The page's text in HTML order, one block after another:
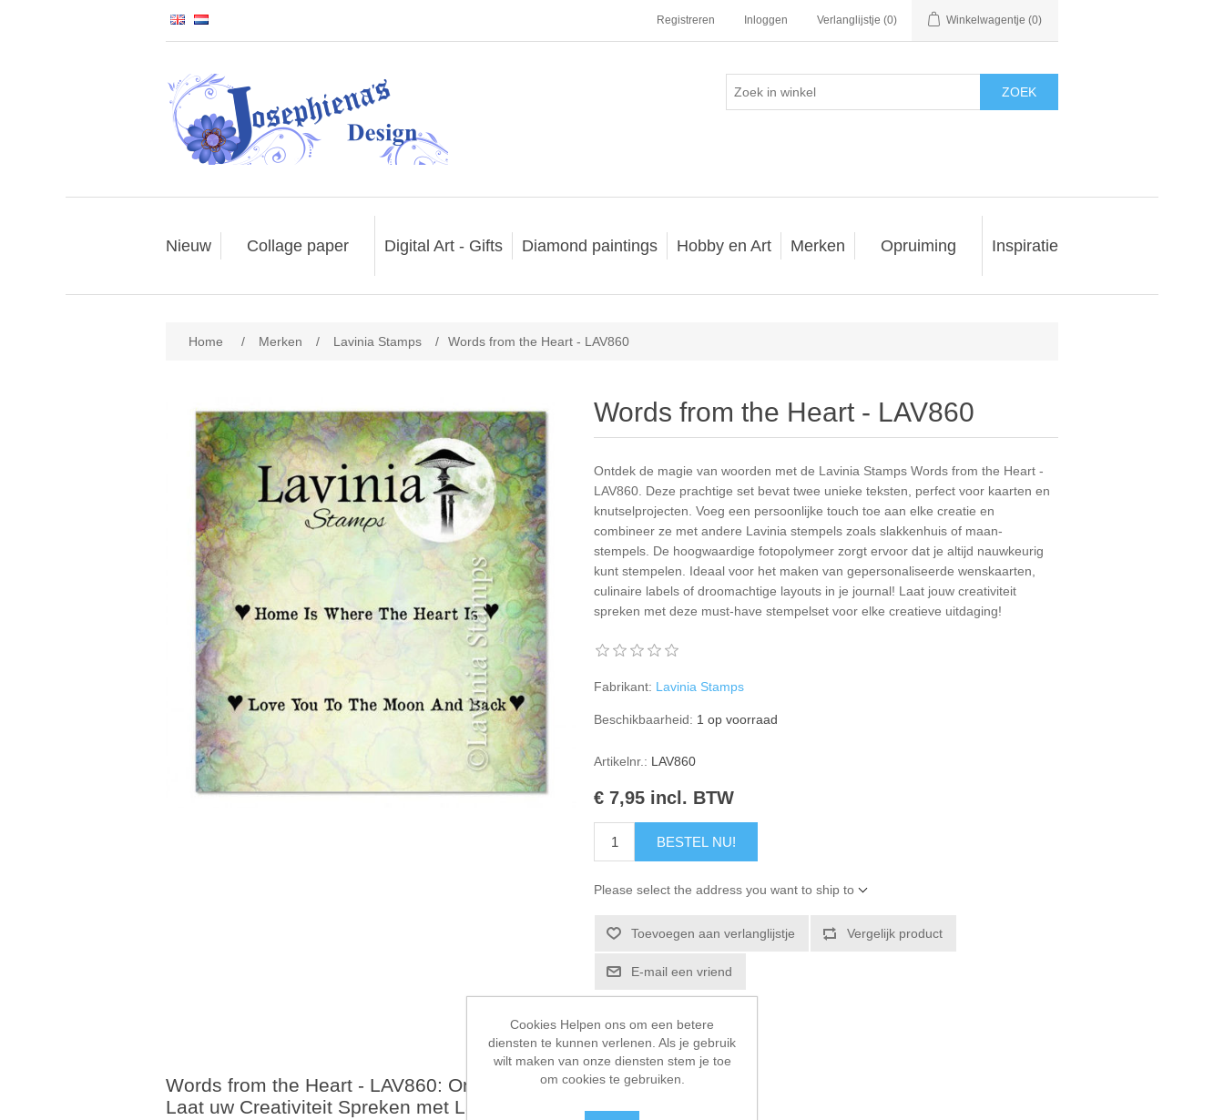
Registreren Inloggen Verlanglijstje (0) Winkelwagentje (0)
ZOEK
Nieuw Collage paper Digital Art - Gifts Diamond paintings Hobby en Art Merken Opruiming Inspiratie
Home / Merken / Lavinia Stamps / Words from the Heart - LAV860
Words from the Heart - LAV860
Ontdek de magie van woorden met de Lavinia Stamps Words from the Heart -
LAV860. Deze prachtige set bevat twee unieke teksten, perfect voor kaarten en
knutselprojecten. Voeg een persoonlijke touch toe aan elke creatie en
combineer ze met andere Lavinia stempels zoals slakkenhuis of maan-
stempels. De hoogwaardige fotopolymeer zorgt ervoor dat je altijd nauwkeurig
kunt stempelen. Ideaal voor het maken van gepersonaliseerde wenskaarten,
culinaire labels of droomachtige layouts in je journal! Laat jouw creativiteit
spreken met deze must-have stempelset voor elke creatieve uitdaging!
Fabrikant: Lavinia Stamps
Beschikbaarheid: 1 op voorraad
Artikelnr.: LAV860
€ 7,95 incl. BTW
BESTEL NU!
Please select the address you want to ship to
Toevoegen aan verlanglijstje Vergelijk product
E-mail een vriend
Words from the Heart - LAV860: Ontdek de Magie van Woorden
Laat uw Creativiteit Spreken met Lavinia Stamps
Cookies Helpen ons om een betere
diensten te kunnen verlenen. Als je gebruik
wilt maken van onze diensten stem je toe
om cookies te gebruiken.